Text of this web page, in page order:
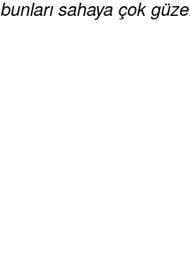
bunları sahaya çok